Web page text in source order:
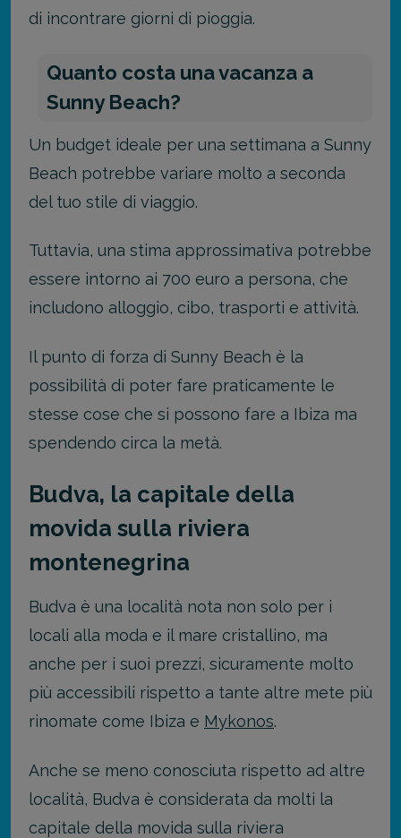
di incontrare giorni di pioggia.
Quanto costa una vacanza a
Sunny Beach?
Un budget ideale per una settimana a Sunny
Beach potrebbe variare molto a seconda
del tuo stile di viaggio.
Tuttavia, una stima approssimativa potrebbe
essere intorno ai 700 euro a persona, che
includono alloggio, cibo, trasporti e attività.
Il punto di forza di Sunny Beach è la
possibilità di poter fare praticamente le
stesse cose che si possono fare a Ibiza ma
spendendo circa la metà.
Budva, la capitale della
movida sulla riviera
montenegrina
Budva è una località nota non solo per i
locali alla moda e il mare cristallino, ma
anche per i suoi prezzi, sicuramente molto
più accessibili rispetto a tante altre mete più
rinomate come Ibiza e Mykonos.
Anche se meno conosciuta rispetto ad altre
località, Budva è considerata da molti la
capitale della movida sulla riviera